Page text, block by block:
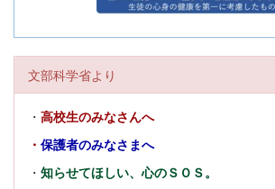
文部科学省より
・ 高校生のみなさんへ
・ 保護者のみなさまへ
・ 知らせてほしい、心のＳＯＳ。